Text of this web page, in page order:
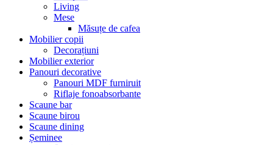
Living
Mese
Măsuțe de cafea
Mobilier copii
Decorațiuni
Mobilier exterior
Panouri decorative
Panouri MDF furniruit
Riflaje fonoabsorbante
Scaune bar
Scaune birou
Scaune dining
Șeminee